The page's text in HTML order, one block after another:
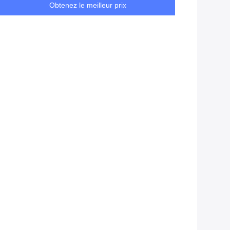
Obtenez le meilleur prix